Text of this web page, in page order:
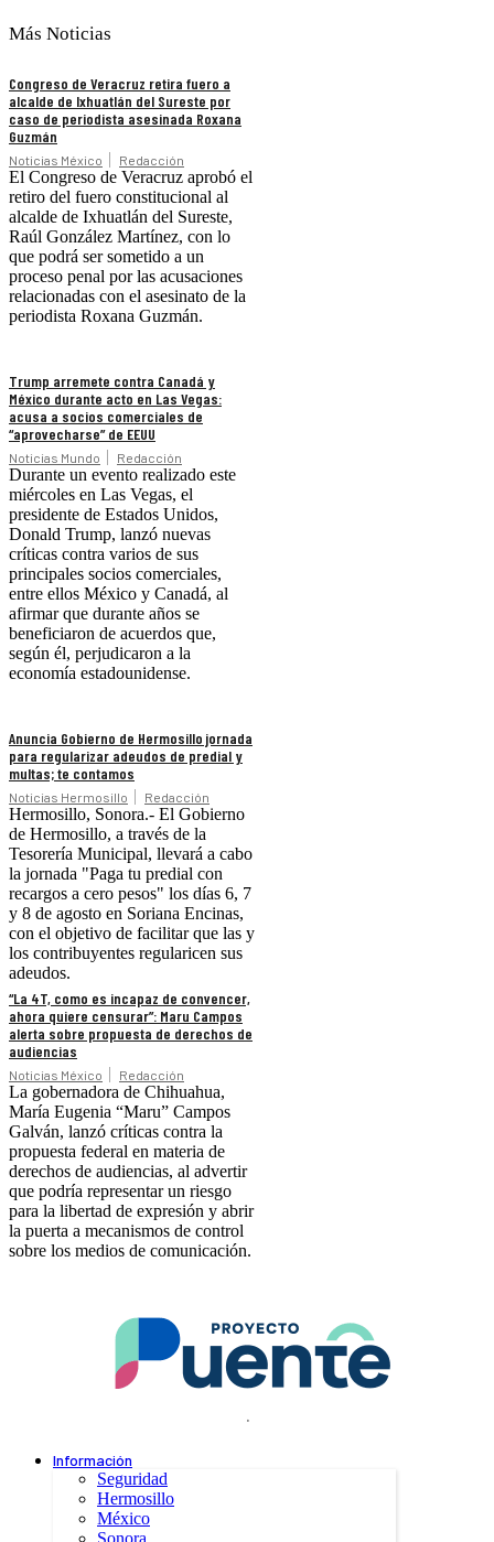
Más Noticias
Congreso de Veracruz retira fuero a
alcalde de Ixhuatlán del Sureste por
caso de periodista asesinada Roxana
Guzmán
Noticias México Redacción
El Congreso de Veracruz aprobó el
retiro del fuero constitucional al
alcalde de Ixhuatlán del Sureste,
Raúl González Martínez, con lo
que podrá ser sometido a un
proceso penal por las acusaciones
relacionadas con el asesinato de la
periodista Roxana Guzmán.
Trump arremete contra Canadá y
México durante acto en Las Vegas:
acusa a socios comerciales de
“aprovecharse” de EEUU
Noticias Mundo Redacción
Durante un evento realizado este
miércoles en Las Vegas, el
presidente de Estados Unidos,
Donald Trump, lanzó nuevas
críticas contra varios de sus
principales socios comerciales,
entre ellos México y Canadá, al
afirmar que durante años se
beneficiaron de acuerdos que,
según él, perjudicaron a la
economía estadounidense.
Anuncia Gobierno de Hermosillo jornada
para regularizar adeudos de predial y
multas; te contamos
Noticias Hermosillo Redacción
Hermosillo, Sonora.- El Gobierno
de Hermosillo, a través de la
Tesorería Municipal, llevará a cabo
la jornada "Paga tu predial con
recargos a cero pesos" los días 6, 7
y 8 de agosto en Soriana Encinas,
con el objetivo de facilitar que las y
los contribuyentes regularicen sus
adeudos.
“La 4T, como es incapaz de convencer,
ahora quiere censurar”: Maru Campos
alerta sobre propuesta de derechos de
audiencias
Noticias México Redacción
La gobernadora de Chihuahua,
María Eugenia “Maru” Campos
Galván, lanzó críticas contra la
propuesta federal en materia de
derechos de audiencias, al advertir
que podría representar un riesgo
para la libertad de expresión y abrir
la puerta a mecanismos de control
sobre los medios de comunicación.
.
Información
Seguridad
Hermosillo
México